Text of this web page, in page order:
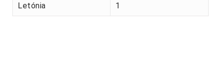
Letónia 1